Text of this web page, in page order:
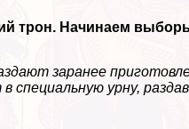
трон. Начинаем
заранее
специальную урну,